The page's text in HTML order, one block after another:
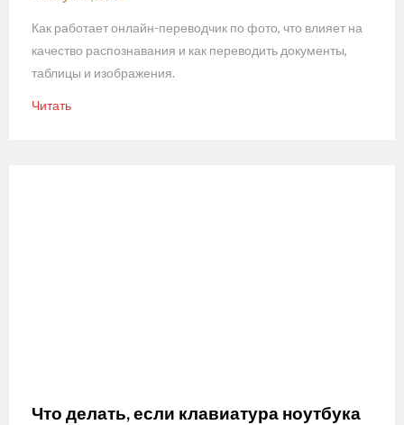
Как работает онлайн-переводчик по фото, что влияет на
качество распознавания и как переводить документы,
таблицы и изображения.
Читать
Что делать, если клавиатура ноутбука